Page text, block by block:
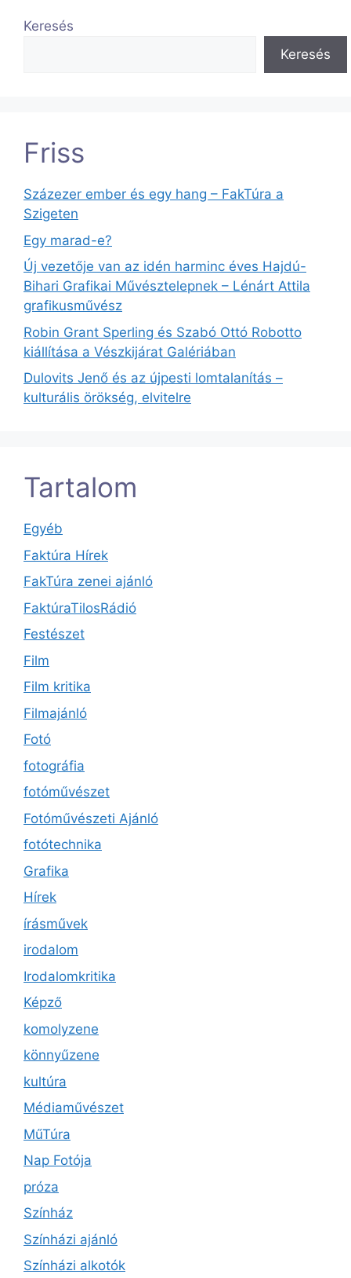
Keresés
Keresés
Friss
Százezer ember és egy hang – FakTúra a
Szigeten
Egy marad-e?
Új vezetője van az idén harminc éves Hajdú-
Bihari Grafikai Művésztelepnek – Lénárt Attila
grafikusművész
Robin Grant Sperling és Szabó Ottó Robotto
kiállítása a Vészkijárat Galériában
Dulovits Jenő és az újpesti lomtalanítás –
kulturális örökség, elvitelre
Tartalom
Egyéb
Faktúra Hírek
FakTúra zenei ajánló
FaktúraTilosRádió
Festészet
Film
Film kritika
Filmajánló
Fotó
fotográfia
fotóművészet
Fotóművészeti Ajánló
fotótechnika
Grafika
Hírek
írásművek
irodalom
Irodalomkritika
Képző
komolyzene
könnyűzene
kultúra
Médiaművészet
MűTúra
Nap Fotója
próza
Színház
Színházi ajánló
Színházi alkotók